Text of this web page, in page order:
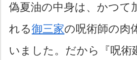
偽夏油の中身は、かつて
れる御三家の呪術師の肉
いました。だから『呪術